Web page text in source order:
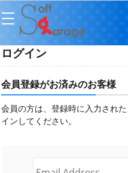
ログイン
会員登録がお済みのお客様
会員の方は、登録時に入力され
インしてください。